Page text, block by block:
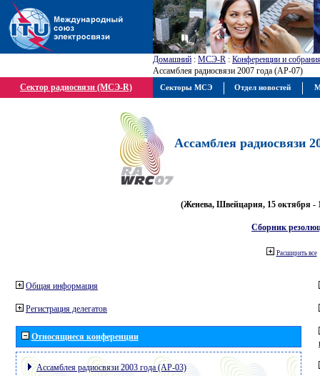
Домашний : МСЭ-R : Конференции и
Ассамблея радиосвязи 2007 года (АР-07)
Сектор радиосвязи (МСЭ-R)
Ассамблея радиосвязи
(Женева, Швейцария, 15 октября -
Сборник
Расширить все
Общая информация
Регистрация делегатов
Относящиеся конференции
Ассамблея радиосвязи 2003 года (АР-03)
Секторы МСЭ Отдел новостей